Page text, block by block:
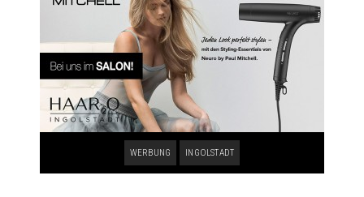
WERBUNG INGOLSTADT